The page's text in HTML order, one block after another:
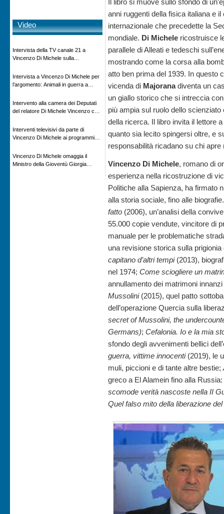
Video
Intervista della TV canale 21 a
Vincenzo Di Michele sulla
Intervista a Vincenzo Di Michele per
l’argomento: Animali in guerra a
in onda su Espansione TV
Intervento alla camera dei Deputati
del relatore Di Michele Vincenzo con
impatto ambientale e problematiche
sui veicoli storici e trattori d’epoca
Interventi televisivi da parte di
Vincenzo Di Michele ai programmi
rivisitazione della storia
Vincenzo Di Michele omaggia il
Ministro della Gioventù Giorgia
Il libro si muove sullo sfondo di
anni ruggenti della fisica italiana e il
internazionale che precedette la
mondiale. Di Michele ricostruisce
parallele di Alleati e tedeschi
mostrando come la corsa alla
atto ben prima del 1939. In questo
vicenda di Majoranadiventa un
un giallo storico che si intreccia
più ampia sul ruolo dello scienziato
della ricerca. Il libro invita il lettore
quanto sia lecito spingersi oltre, e
responsabilità ricadano su chi
Vincenzo Di Michele, romano di
esperienza nella ricostruzione di
Politiche alla Sapienza, ha firmato
alla storia sociale, fino alle
fatto (2006), un’analisi della
55.000 copie vendute, vincitore di
manuale per le problematiche
una revisione storica sulla
capitano d’altri tempi(2013),
nel 1974; Come sciogliere un
annullamento dei matrimoni
Mussolini(2015), quel patto
dell’operazione Quercia sulla
secret of Mussolini, the
Germans); Cefalonia. Io e la mia
sfondo degli avvenimenti bellici
guerra, vittime innocenti (2019), le
muli, piccioni e di tante altre bestie;
greco a El Alamein fino alla
scomode verità nascoste nella II
Quel falso mito della liberazione del